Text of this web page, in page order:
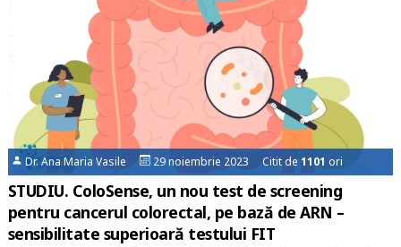
Dr. Ana Maria Vasile 29 noiembrie 2023 Citit de1101 ori
STUDIU. ColoSense, un nou test de screening
pentru cancerul colorectal, pe bază de ARN –
sensibilitate superioară testului FIT